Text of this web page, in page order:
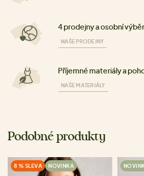
4 prodejny a osobní výběr
NAŠE PRODEJNY
Příjemné materiály a
NAŠE MATERIÁLY
Podobné produkty
8 % SLEVA NOVINKA